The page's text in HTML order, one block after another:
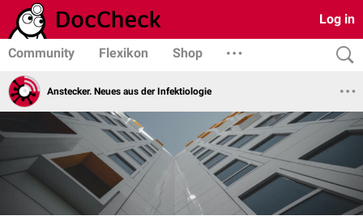
Log in
Community Flexikon Shop
Anstecker. Neues aus der Infektiologie